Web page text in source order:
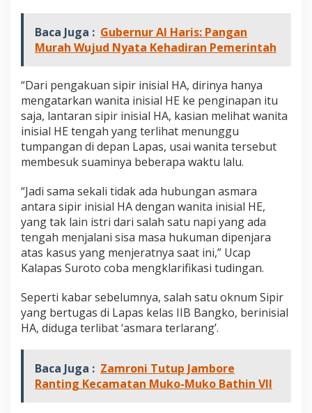
Baca Juga : Gubernur Al Haris: Pangan
Murah Wujud Nyata Kehadiran Pemerintah
“Dari pengakuan sipir inisial HA, dirinya hanya
mengatarkan wanita inisial HE ke penginapan itu
saja, lantaran sipir inisial HA, kasian melihat wanita
inisial HE tengah yang terlihat menunggu
tumpangan di depan Lapas, usai wanita tersebut
membesuk suaminya beberapa waktu lalu.
“Jadi sama sekali tidak ada hubungan asmara
antara sipir inisial HA dengan wanita inisial HE,
yang tak lain istri dari salah satu napi yang ada
tengah menjalani sisa masa hukuman dipenjara
atas kasus yang menjeratnya saat ini,” Ucap
Kalapas Suroto coba mengklarifikasi tudingan.
Seperti kabar sebelumnya, salah satu oknum Sipir
yang bertugas di Lapas kelas IIB Bangko, berinisial
HA, diduga terlibat ‘asmara terlarang’.
Baca Juga : Zamroni Tutup Jambore
Ranting Kecamatan Muko-Muko Bathin VII